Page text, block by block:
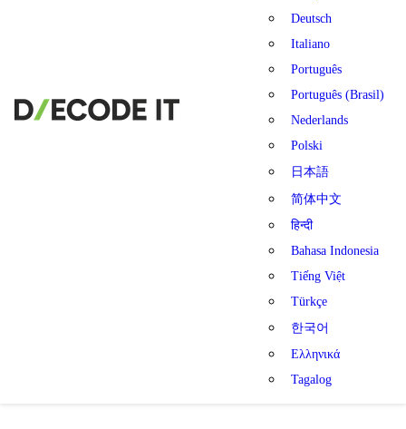
Deutsch
Italiano
Português
Português (Brasil)
Nederlands
Polski
日本語
简体中文
हिन्दी
Bahasa Indonesia
Tiếng Việt
Türkçe
한국어
Ελληνικά
Tagalog